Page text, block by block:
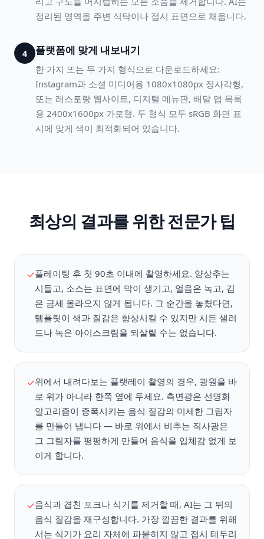
정리된 영역을 주변 식탁이나 접시 표면으로 채웁니다.
4 플랫폼에 맞게 내보내기
한 가지 또는 두 가지 형식으로 다운로드하세요:
Instagram과 소셜 미디어용 1080x1080px 정사각형,
또는 레스토랑 웹사이트, 디지털 메뉴판, 배달 앱 목록
용 2400x1600px 가로형. 두 형식 모두 sRGB 화면 표
시에 맞게 색이 최적화되어 있습니다.
최상의 결과를 위한 전문가 팁
✓플레이팅 후 첫 90초 이내에 촬영하세요. 양상추는
시들고, 소스는 표면에 막이 생기고, 얼음은 녹고, 김
은 금세 올라오지 않게 됩니다. 그 순간을 놓쳤다면,
템플릿이 색과 질감은 향상시킬 수 있지만 시든 샐러
드나 녹은 아이스크림을 되살릴 수는 없습니다.
✓위에서 내려다보는 플랫레이 촬영의 경우, 광원을 바
로 위가 아니라 한쪽 옆에 두세요. 측면광은 선명화
알고리즘이 증폭시키는 음식 질감의 미세한 그림자
를 만들어 냅니다 — 바로 위에서 비추는 직사광은
그 그림자를 평평하게 만들어 음식을 입체감 없게 보
이게 합니다.
✓음식과 겹친 포크나 식기를 제거할 때, AI는 그 뒤의
음식 질감을 재구성합니다. 가장 깔끔한 결과를 위해
서는 식기가 요리 자체에 파묻히지 않고 접시 테두리